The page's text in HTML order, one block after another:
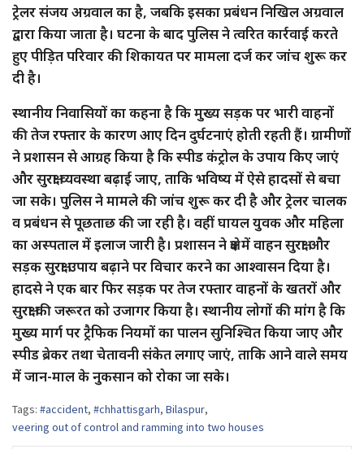
ट्रेलर संजय अग्रवाल का है, जबकि इसका प्रबंधन निखिल अग्रवाल
द्वारा किया जाता है। घटना के बाद पुलिस ने त्वरित कार्रवाई करते
हुए पीड़ित परिवार की शिकायत पर मामला दर्ज कर जांच शुरू कर
दी है।
स्थानीय निवासियों का कहना है कि मुख्य सड़क पर भारी वाहनों
की तेज रफ्तार के कारण आए दिन दुर्घटनाएं होती रहती हैं। ग्रामीणों
ने प्रशासन से आग्रह किया है कि स्पीड कंट्रोल के उपाय किए जाएं
और सुरक्षा व्यवस्था बढ़ाई जाए, ताकि भविष्य में ऐसे हादसों से बचा
जा सके। पुलिस ने मामले की जांच शुरू कर दी है और ट्रेलर चालक
व प्रबंधन से पूछताछ की जा रही है। वहीं घायल युवक और महिला
का अस्पताल में इलाज जारी है। प्रशासन ने क्षेत्र में वाहन सुरक्षा और
सड़क सुरक्षा उपाय बढ़ाने पर विचार करने का आश्वासन दिया है।
हादसे ने एक बार फिर सड़क पर तेज रफ्तार वाहनों के खतरों और
सुरक्षा की जरूरत को उजागर किया है। स्थानीय लोगों की मांग है कि
मुख्य मार्ग पर ट्रैफिक नियमों का पालन सुनिश्चित किया जाए और
स्पीड ब्रेकर तथा चेतावनी संकेत लगाए जाएं, ताकि आने वाले समय
में जान-माल के नुकसान को रोका जा सके।
Tags: #accident, #chhattisgarh, Bilaspur,
veering out of control and ramming into two houses